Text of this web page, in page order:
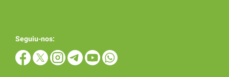
Seguiu-nos: